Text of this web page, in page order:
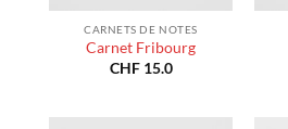
CARNETS DE NOTES
Carnet Fribourg
CHF15.0